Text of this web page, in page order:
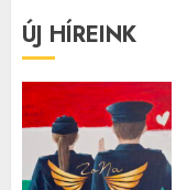
ÚJ HÍREINK